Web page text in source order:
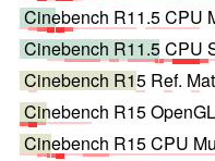
Cinebench R11.5 CPU
Cinebench R11.5 CPU
Cinebench R15 Ref.
Cinebench R15
Cinebench R15 CPU